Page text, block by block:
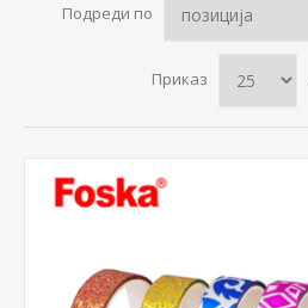
Подреди по
Приказ